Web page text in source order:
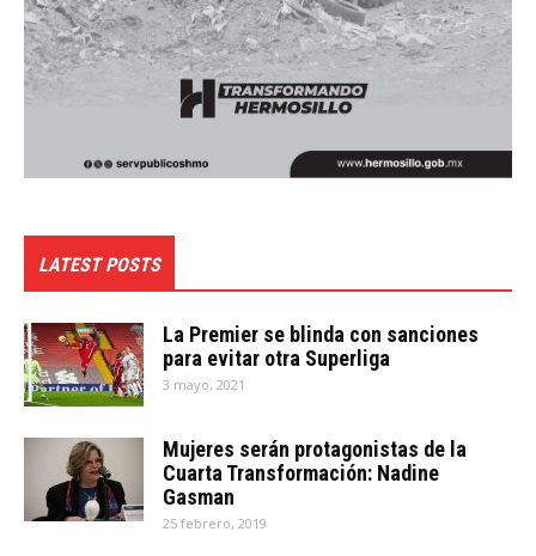
LATEST POSTS
La Premier se blinda con sanciones
para evitar otra Superliga
3 mayo, 2021
Mujeres serán protagonistas de la
Cuarta Transformación: Nadine
Gasman
25 febrero, 2019